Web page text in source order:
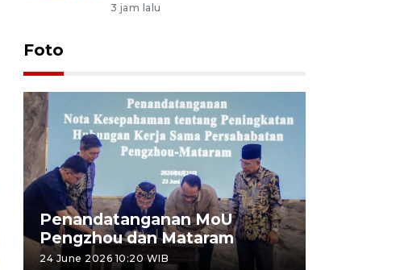
3 jam lalu
Foto
Penandatanganan MoU
Pengzhou dan Mataram
24 June 2026 10:20 WIB